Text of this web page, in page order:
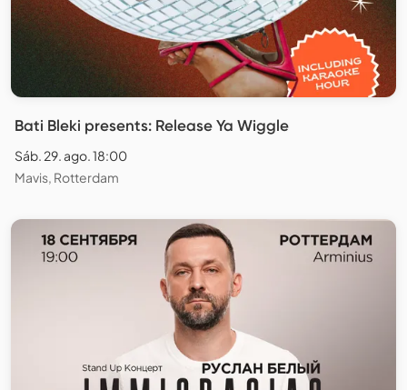
Bati Bleki presents: Release Ya Wiggle
Sáb. 29. ago. 18:00
Mavis, Rotterdam